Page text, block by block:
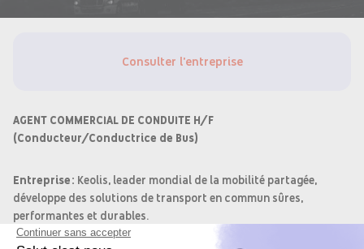
Consulter l'entreprise
AGENT COMMERCIAL DE CONDUITE H/F
(Conducteur/Conductrice de Bus)
Entreprise: Keolis, leader mondial de la mobilité partagée,
développe des solutions de transport en commun sûres,
performantes et durables.